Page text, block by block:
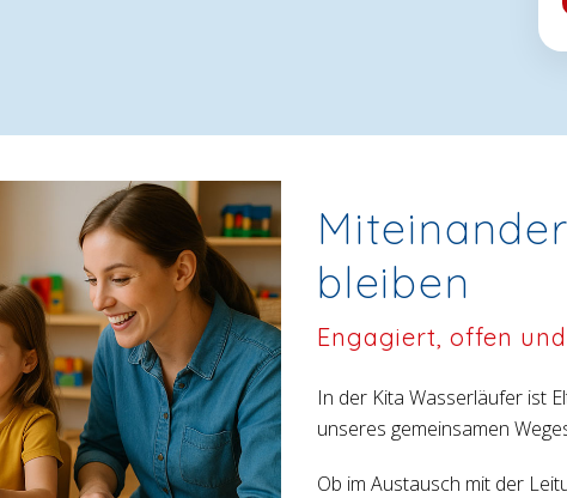
bleiben
Engagiert, offen
In der Kita Wasserläufer ist
unseres gemeinsamen
Ob im Austausch mit der